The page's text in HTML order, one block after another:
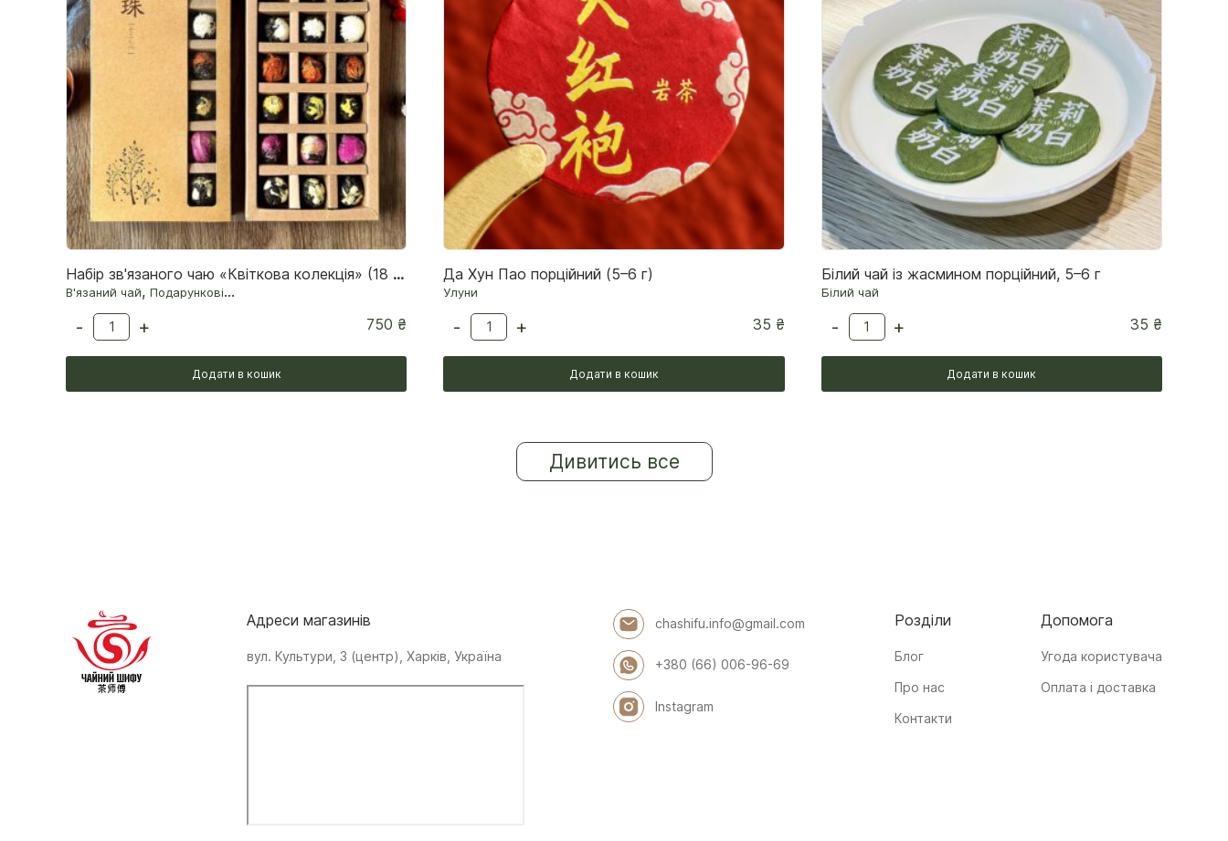
Набір зв'язаного чаю «Квіткова колекція» (18 кульок)
В'язаний чай, Подарункові набори
750 ₴
- +
Додати в кошик
Да Хун Пао порційний (5–6 г)
Улуни
35 ₴
- +
Додати в кошик
Білий чай із жасмином порційний, 5–6 г
Білий чай
35 ₴
- +
Додати в кошик
Дивитись все
Адреси магазинів
вул. Культури, 3 (центр), Харків, Україна
chashifu.info@gmail.com
+380 (66) 006-96-69
Instagram
Розділи
Блог
Про нас
Контакти
Допомога
Угода користувача
Оплата і доставка